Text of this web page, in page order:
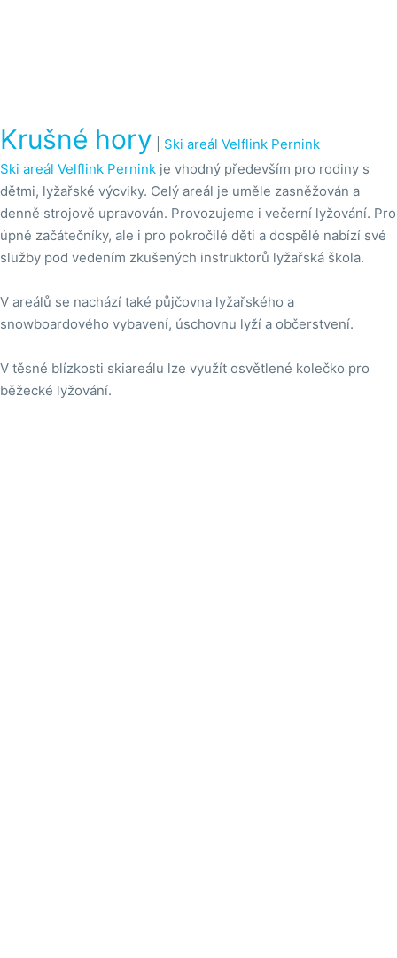
Krušné hory
Ski areál Velflink Pernink
Ski areál Velflink Pernink je vhodný především pro rodiny s
dětmi, lyžařské výcviky. Celý areál je uměle zasněžován a
denně strojově upravován. Provozujeme i večerní lyžování. Pro
úpné začátečníky, ale i pro pokročilé děti a dospělé nabízí své
služby pod vedením zkušených instruktorů lyžařská škola.
V areálů se nachází také půjčovna lyžařského a
snowboardového vybavení, úschovnu lyží a občerstvení.
V těsné blízkosti skiareálu lze využít osvětlené kolečko pro
běžecké lyžování.